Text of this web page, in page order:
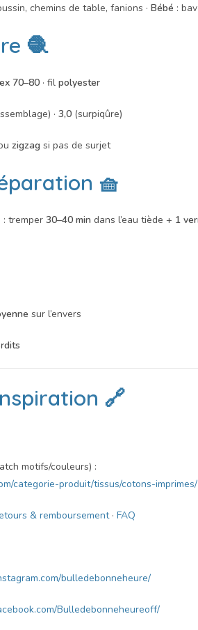
chemins de table, fanions · Bébé :
🧶
70–80 · fil polyester
· 3,0 (surpiqûre)
zigzag si pas de surjet
🧺
: tremper 30–40 min dans l’eau tiède + 1
sur l’envers
🔗
motifs/couleurs) :
categorie-produit/tissus/cotons-imprimes/
& remboursement· FAQ
bulledebonneheure/
Bulledebonneheureoff/